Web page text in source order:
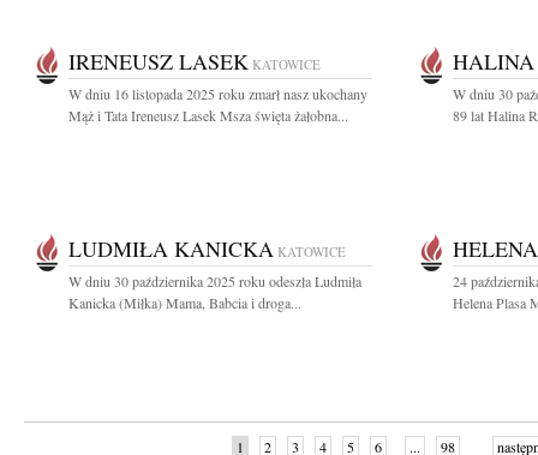
IRENEUSZ LASEK KATOWICE
W dniu 16 listopada 2025 roku zmarł nasz ukochany
Mąż i Tata Ireneusz Lasek Msza święta żałobna...
HALINA
W dniu 30
89 lat Halina
LUDMIŁA KANICKA KATOWICE
W dniu 30 października 2025 roku odeszła Ludmiła
Kanicka (Miłka) Mama, Babcia i droga...
24
Helena Plasa
1 2 3 4 5 6 ... 98